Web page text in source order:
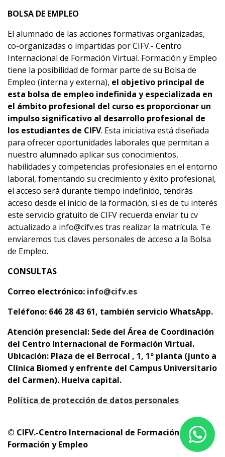
BOLSA DE EMPLEO
El alumnado de las acciones formativas organizadas,
co-organizadas o impartidas por CIFV.- Centro
Internacional de Formación Virtual. Formación y Empleo
tiene la posibilidad de formar parte de su Bolsa de
Empleo (interna y externa), el objetivo principal de
esta bolsa de empleo indefinida y especializada en
el ámbito profesional del curso es proporcionar un
impulso significativo al desarrollo profesional de
los estudiantes de CIFV. Esta iniciativa está diseñada
para ofrecer oportunidades laborales que permitan a
nuestro alumnado aplicar sus conocimientos,
habilidades y competencias profesionales en el entorno
laboral, fomentando su crecimiento y éxito profesional,
el acceso será durante tiempo indefinido, tendrás
acceso desde el inicio de la formación, si es de tu interés
este servicio gratuito de CIFV recuerda enviar tu cv
actualizado a info@cifv.es tras realizar la matrícula. Te
enviaremos tus claves personales de acceso a la Bolsa
de Empleo.
CONSULTAS
Correo electrónico: info@cifv.es
Teléfono: 646 28 43 61, también servicio WhatsApp.
Atención presencial: Sede del Área de Coordinación
del Centro Internacional de Formación Virtual.
Ubicación: Plaza de el Berrocal , 1, 1º planta (junto a
Clínica Biomed y enfrente del Campus Universitario
del Carmen). Huelva capital.
Política de protección de datos personales
© CIFV.-Centro Internacional de Formación Virtual.
Formación y Empleo